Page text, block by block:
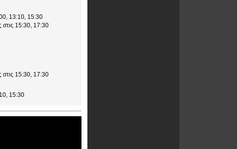
13:10, 15:30
στις 15:30, 17:30
στις 15:30, 17:30
15:30